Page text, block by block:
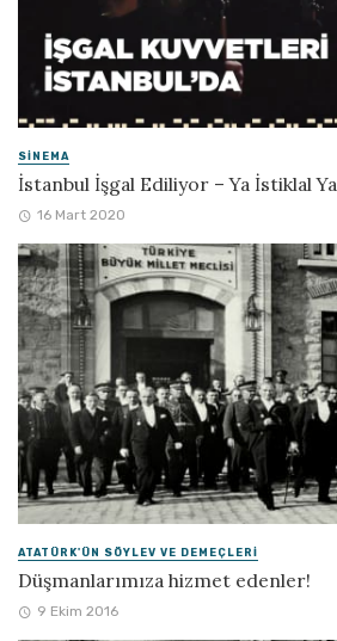
SINEMA
İstanbul İşgal Ediliyor – Ya İstiklal
16 Mart 2020
ATATÜRK'ÜN SÖYLEV VE DEMEÇLERI
Düşmanlarımıza hizmet edenler!
9 Ekim 2016